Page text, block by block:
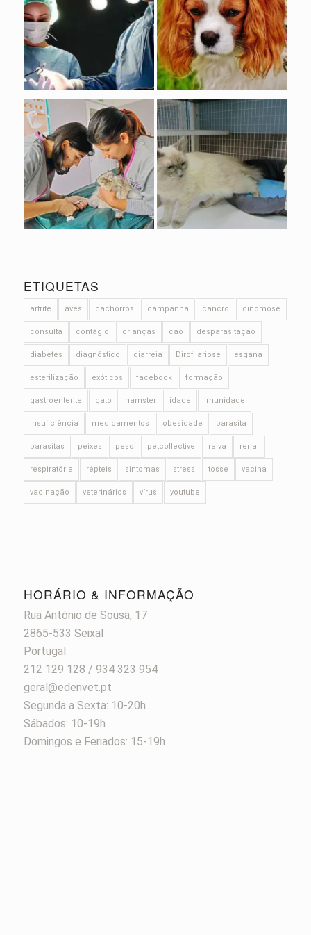
ETIQUETAS
artrite aves cachorros campanha cancro cinomose
consulta contágio crianças cão desparasitação
diabetes diagnóstico diarreia Dirofilariose esgana
esterilização exóticos facebook formação
gastroenterite gato hamster idade imunidade
insuficiência medicamentos obesidade parasita
parasitas peixes peso petcollective raiva renal
respiratória répteis sintomas stress tosse vacina
vacinação veterinários vírus youtube
HORÁRIO & INFORMAÇÃO
Rua António de Sousa, 17
2865-533 Seixal
Portugal
212 129 128 / 934 323 954
geral@edenvet.pt
Segunda a Sexta: 10-20h
Sábados: 10-19h
Domingos e Feriados: 15-19h